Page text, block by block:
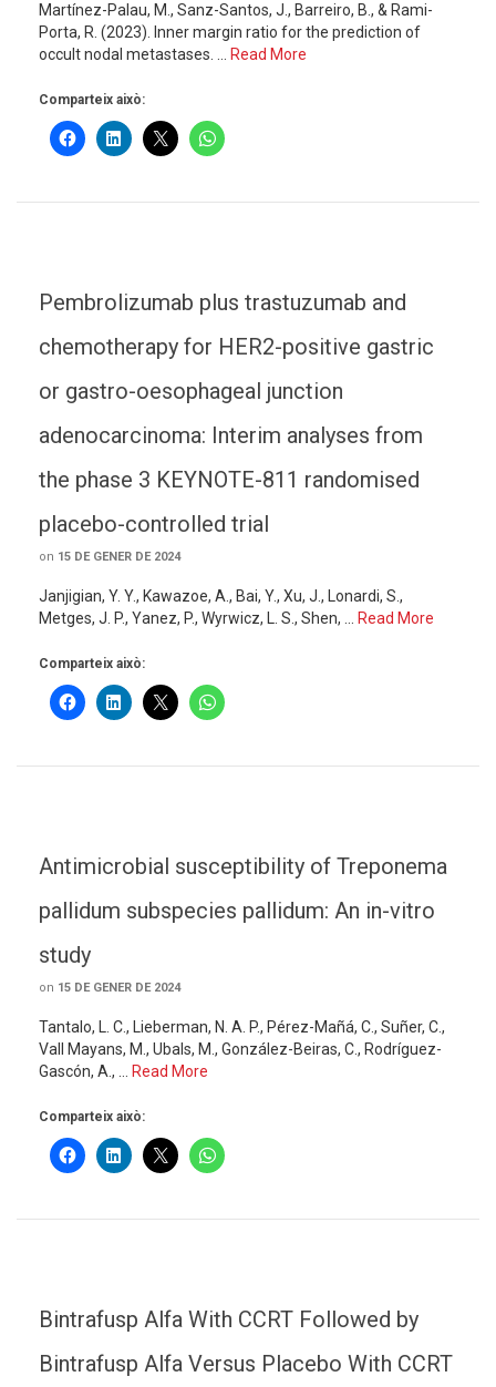
Martínez-Palau, M., Sanz-Santos, J., Barreiro, B., & Rami-
Porta, R. (2023). Inner margin ratio for the prediction of
occult nodal metastases. …
Read More
Comparteix això:
Pembrolizumab plus trastuzumab and
chemotherapy for HER2-positive gastric
or gastro-oesophageal junction
adenocarcinoma: Interim analyses from
the phase 3 KEYNOTE-811 randomised
placebo-controlled trial
on 15 DE GENER DE 2024
Janjigian, Y. Y., Kawazoe, A., Bai, Y., Xu, J., Lonardi, S.,
Metges, J. P., Yanez, P., Wyrwicz, L. S., Shen, …
Read More
Comparteix això:
Antimicrobial susceptibility of Treponema
pallidum subspecies pallidum: An in-vitro
study
on 15 DE GENER DE 2024
Tantalo, L. C., Lieberman, N. A. P., Pérez-Mañá, C., Suñer, C.,
Vall Mayans, M., Ubals, M., González-Beiras, C., Rodríguez-
Gascón, A., …
Read More
Comparteix això:
Bintrafusp Alfa With CCRT Followed by
Bintrafusp Alfa Versus Placebo With CCRT